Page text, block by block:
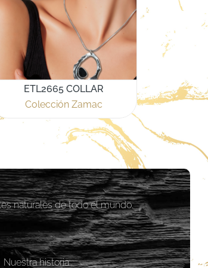
ETL2665 COLLAR
Colección Zamac
naturales de todo el mundo.
Nuestra historia